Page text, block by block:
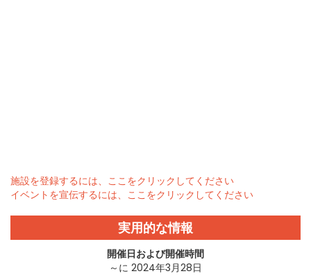
施設を登録するには、ここをクリックしてください
イベントを宣伝するには、ここをクリックしてください
実用的な情報
開催日および開催時間
～に 2024年3月28日